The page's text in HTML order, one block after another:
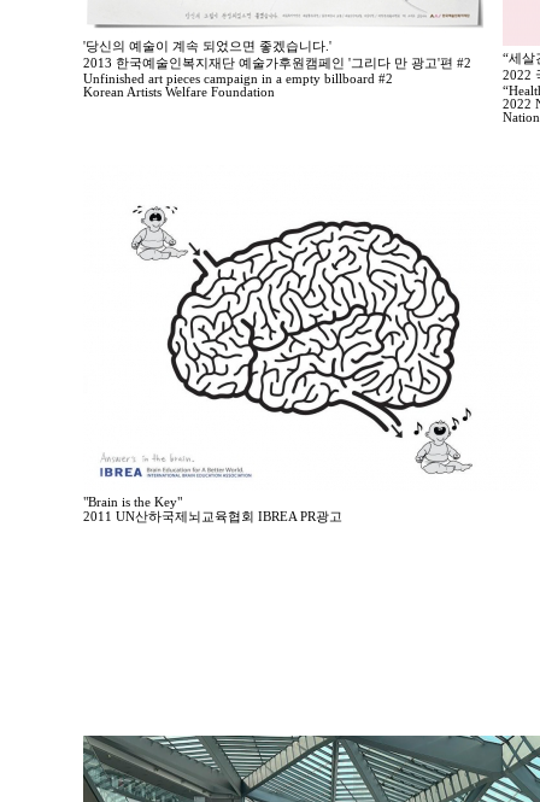
'당신의 예술이 계속 되었으면 좋겠습니다.'
2013 한국예술인복지재단 예술가후원캠페인 '그리다 만 광고'편 #2
Unfinished art pieces campaign in a empty billboard #2
Korean Artists Welfare Foundation
“세살
2022
2022
"Brain is the Key"
2011 UN산하국제뇌교육협회 IBREA PR광고